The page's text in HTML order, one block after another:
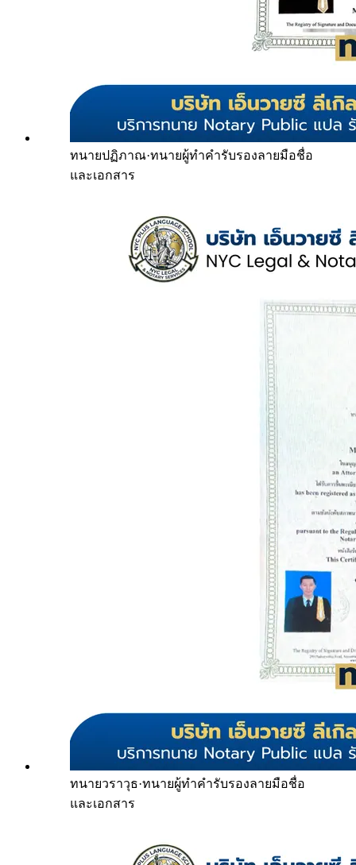
ทนายปฏิภาณ·ทนายผู้ทำคำรับรองลายมือชื่อ
และเอกสาร
ทนายวราวุธ·ทนายผู้ทำคำรับรองลายมือชื่อ
และเอกสาร